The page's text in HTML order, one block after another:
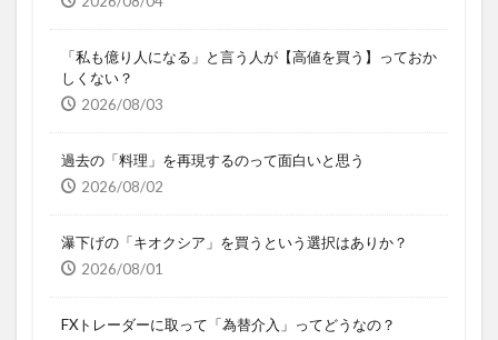
「私も億り人になる」と言う人が【高値を買う】っておか
しくない？
2026/08/03
過去の「料理」を再現するのって面白いと思う
2026/08/02
瀑下げの「キオクシア」を買うという選択はありか？
2026/08/01
FXトレーダーに取って「為替介入」ってどうなの？